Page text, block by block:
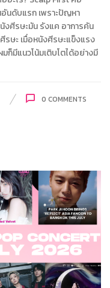
นดับแรก เพราะปัญหา
งศีรษะมัน รังแค อาการคัน
ษะ เมื่อหนังศีรษะแข็งแรง
ก็มีแนวโน้มเติบโตได้อย่างมี
0 COMMENTS